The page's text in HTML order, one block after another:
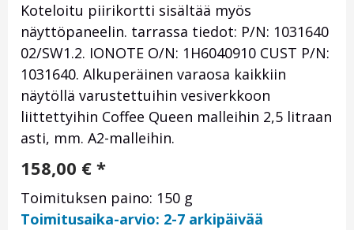
Koteloitu piirikortti sisältää myös
näyttöpaneelin. tarrassa tiedot: P/N: 1031640
02/SW1.2. IONOTE O/N: 1H6040910 CUST P/N:
1031640. Alkuperäinen varaosa kaikkiin
näytöllä varustettuihin vesiverkkoon
liittettyihin Coffee Queen malleihin 2,5 litraan
asti, mm. A2-malleihin.
158,00 € *
Toimituksen paino: 150 g
Toimitusaika-arvio: 2-7 arkipäivää